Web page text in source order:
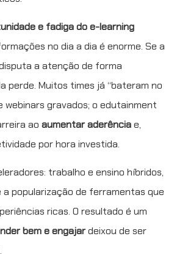
e fadiga do e-learning
no dia a dia é enorme. Se a
a atenção de forma
perde. Muitos times já “bateram no
webinars gravados; o edutainment
ao aumentar aderênciae,
por hora investida.
trabalho e ensino híbridos,
a popularização de ferramentas que
ricas. O resultado é um
bem e engajardeixou de ser